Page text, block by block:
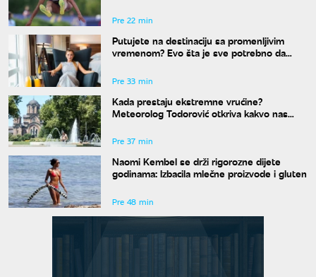
Pre 22 min
Putujete na destinaciju sa promenljivim
vremenom? Evo šta je sve potrebno da
Pre 33 min
Kada prestaju ekstremne vrućine?
Meteorolog Todorović otkriva kakvo nas
Pre 37 min
Naomi Kembel se drži rigorozne dijete
godinama: Izbacila mlečne proizvode i gluten
Pre 48 min